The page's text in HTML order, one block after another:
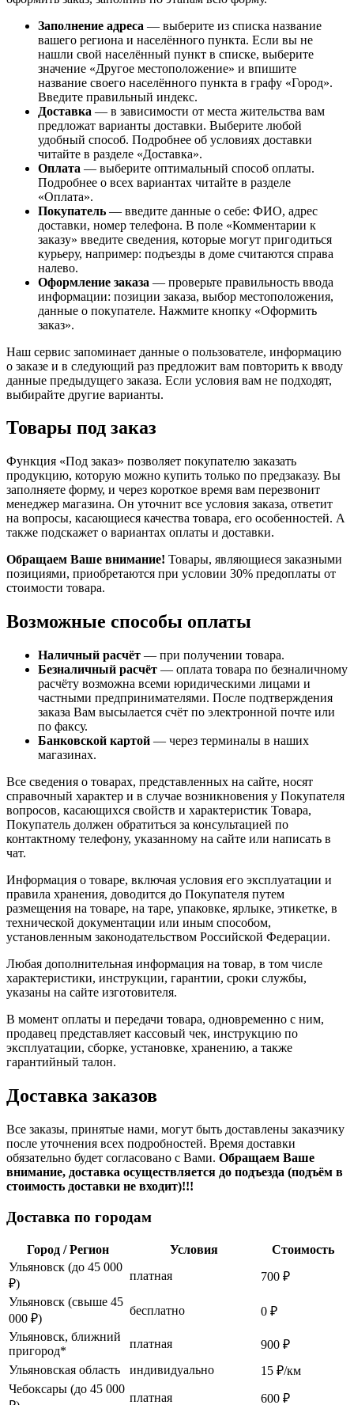
Заполнение адреса — выберите из списка название
вашего региона и населённого пункта. Если вы не
нашли свой населённый пункт в списке, выберите
значение «Другое местоположение» и впишите
название своего населённого пункта в графу «Город».
Введите правильный индекс.
Доставка — в зависимости от места жительства вам
предложат варианты доставки. Выберите любой
удобный способ. Подробнее об условиях доставки
читайте в разделе «Доставка».
Оплата — выберите оптимальный способ оплаты.
Подробнее о всех вариантах читайте в разделе
«Оплата».
Покупатель — введите данные о себе: ФИО, адрес
доставки, номер телефона. В поле «Комментарии к
заказу» введите сведения, которые могут пригодиться
курьеру, например: подъезды в доме считаются справа
налево.
Оформление заказа — проверьте правильность ввода
информации: позиции заказа, выбор местоположения,
данные о покупателе. Нажмите кнопку «Оформить
заказ».
Наш сервис запоминает данные о пользователе, информацию
о заказе и в следующий раз предложит вам повторить к вводу
данные предыдущего заказа. Если условия вам не подходят,
выбирайте другие варианты.
Товары под заказ
Функция «Под заказ» позволяет покупателю заказать
продукцию, которую можно купить только по предзаказу. Вы
заполняете форму, и через короткое время вам перезвонит
менеджер магазина. Он уточнит все условия заказа, ответит
на вопросы, касающиеся качества товара, его особенностей. А
также подскажет о вариантах оплаты и доставки.
Обращаем Ваше внимание! Товары, являющиеся заказными
позициями, приобретаются при условии 30% предоплаты от
стоимости товара.
Возможные способы оплаты
Наличный расчёт — при получении товара.
Безналичный расчёт — оплата товара по безналичному
расчёту возможна всеми юридическими лицами и
частными предпринимателями. После подтверждения
заказа Вам высылается счёт по электронной почте или
по факсу.
Банковской картой — через терминалы в наших
магазинах.
Все сведения о товарах, представленных на сайте, носят
справочный характер и в случае возникновения у Покупателя
вопросов, касающихся свойств и характеристик Товара,
Покупатель должен обратиться за консультацией по
контактному телефону, указанному на сайте или написать в
чат.
Информация о товаре, включая условия его эксплуатации и
правила хранения, доводится до Покупателя путем
размещения на товаре, на таре, упаковке, ярлыке, этикетке, в
технической документации или иным способом,
установленным законодательством Российской Федерации.
Любая дополнительная информация на товар, в том числе
характеристики, инструкции, гарантии, сроки службы,
указаны на сайте изготовителя.
В момент оплаты и передачи товара, одновременно с ним,
продавец представляет кассовый чек, инструкцию по
эксплуатации, сборке, установке, хранению, а также
гарантийный талон.
Доставка заказов
Все заказы, принятые нами, могут быть доставлены заказчику
после уточнения всех подробностей. Время доставки
обязательно будет согласовано с Вами. Обращаем Ваше
внимание, доставка осуществляется до подъезда (подъём в
стоимость доставки не входит)!!!
Доставка по городам
Город / Регион Условия
Стоимость
Ульяновск (до 45 000
₽)
платная
700 ₽
Ульяновск (свыше 45
000 ₽)
бесплатно
0 ₽
Ульяновск, ближний
пригород*
платная
900 ₽
Ульяновская область
индивидуально
15 ₽/км
Чебоксары (до 45 000
платная
600 ₽